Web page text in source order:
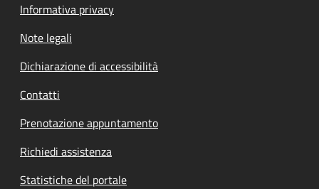
Informativa privacy
Note legali
Dichiarazione di accessibilità
Contatti
Prenotazione appuntamento
Richiedi assistenza
Statistiche del portale